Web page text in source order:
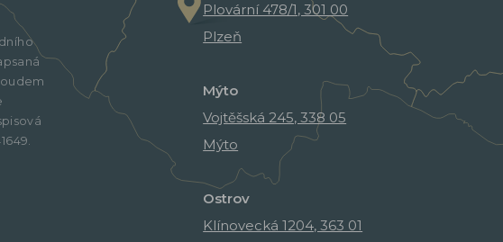
Plovární 478/1, 301 00
Plzeň
Mýto
Vojtěšská 245, 338 05
Mýto
Ostrov
Klínovecká 1204, 363 01